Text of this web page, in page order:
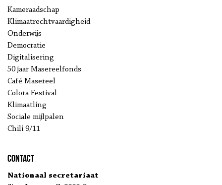
Kameraadschap
Klimaatrechtvaardigheid
Onderwijs
Democratie
Digitalisering
50 jaar Masereelfonds
Café Masereel
Colora Festival
Klimaatling
Sociale mijlpalen
Chili 9/11
Contact
Nationaal secretariaat